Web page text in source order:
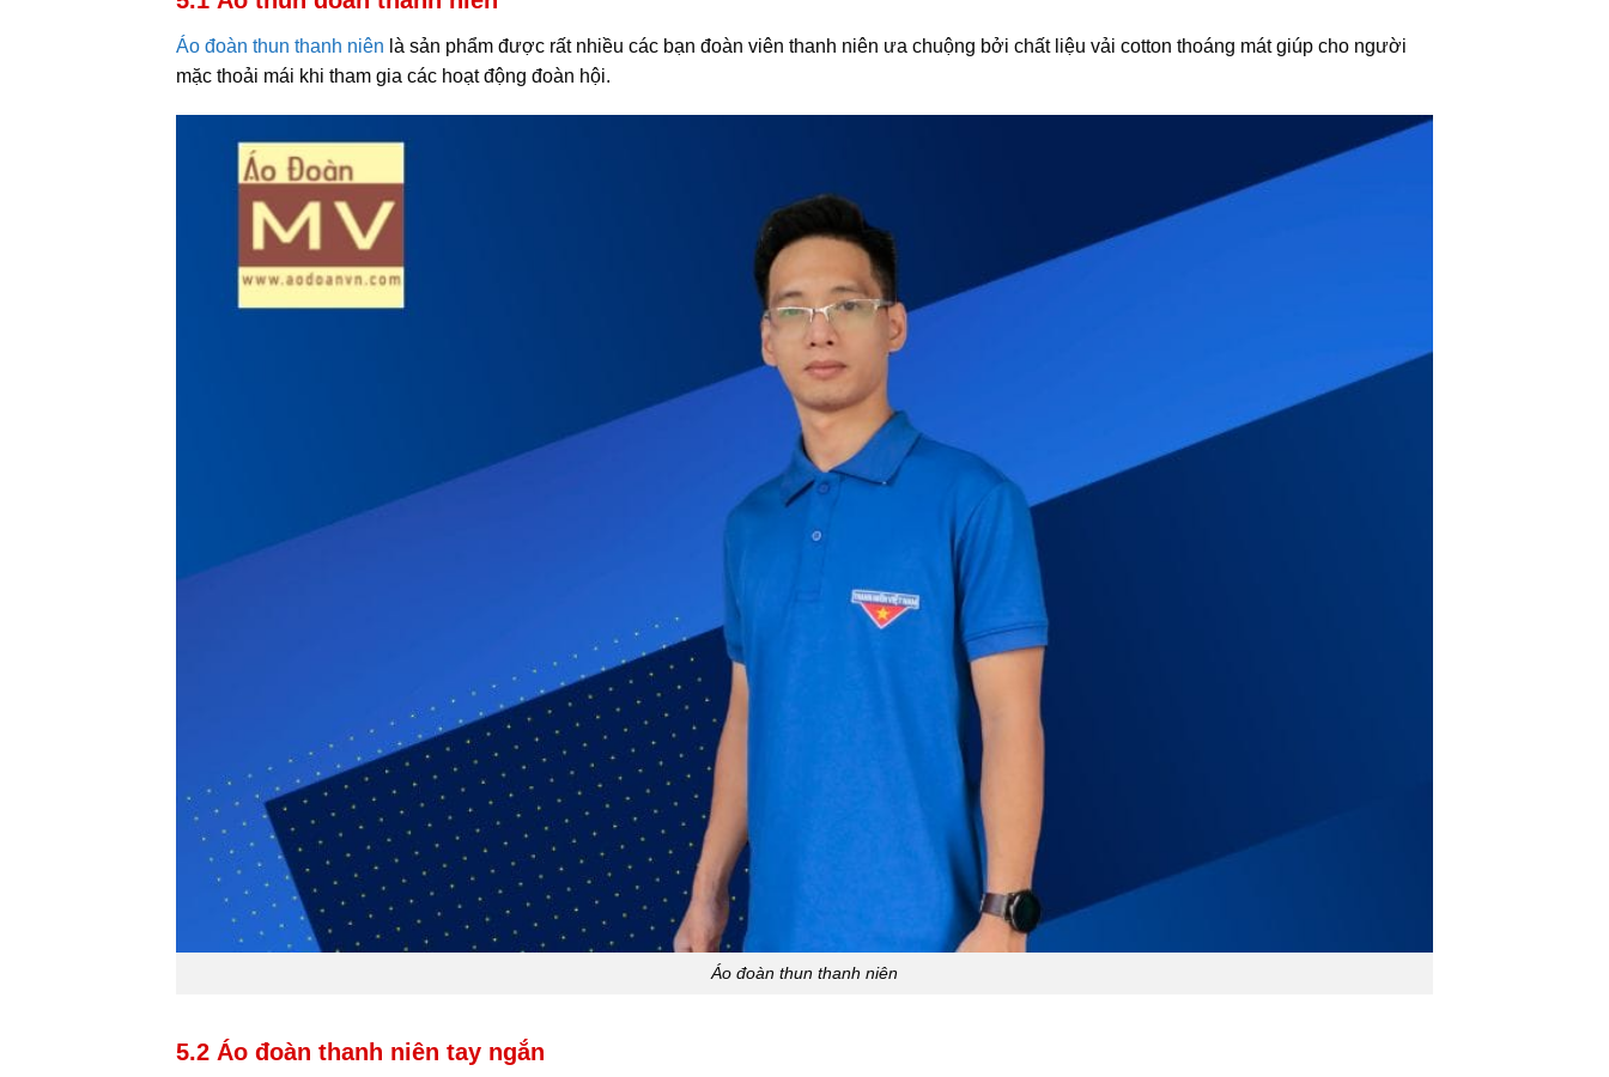
Áo đoàn thun thanh niên là sản phẩm được rất nhiều các bạn đoàn viên thanh niên ưa chuộng bởi chất liệu vải cotton thoáng mát giúp cho người
mặc thoải mái khi tham gia các hoạt động đoàn hội.
Áo đoàn thun thanh niên
5.2 Áo đoàn thanh niên tay ngắn